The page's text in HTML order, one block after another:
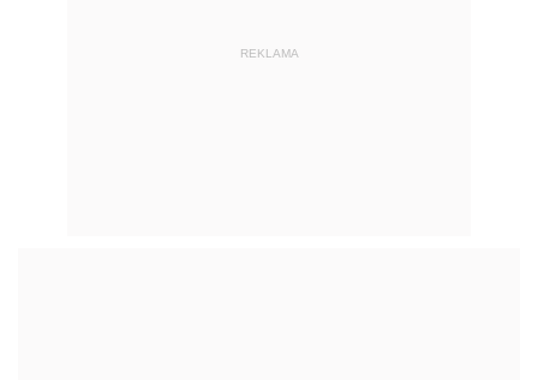
REKLAMA